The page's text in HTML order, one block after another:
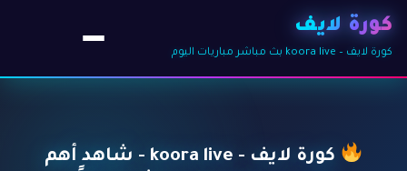
كورة لايف
كورة لايف – koora live بث مباشر مباريات اليوم
كورة لايف - koora live - شاهد أهم